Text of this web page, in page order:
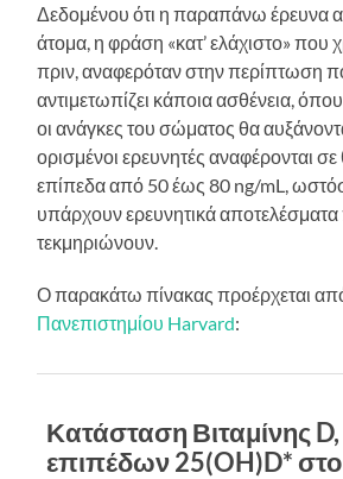
Δεδομένου ότι η παραπάνω έρευνα
άτομα, η φράση «κατ’ ελάχιστο» που
πριν, αναφερόταν στην περίπτωση
αντιμετωπίζει κάποια ασθένεια,
οι ανάγκες του σώματος θα
ορισμένοι ερευνητές αναφέρονται
επίπεδα από 50 έως 80 ng/mL,
υπάρχουν ερευνητικά
τεκμηριώνουν.
Ο παρακάτω πίνακας προέρχεται
Πανεπιστημίου Harvard:
Κατάσταση Βιταμίνης D,
επιπέδων 25(OH)D* στο